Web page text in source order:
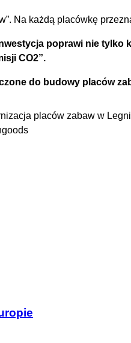
Na każdą placówkę
poprawi nie tylko
CO2”.
do budowy placów